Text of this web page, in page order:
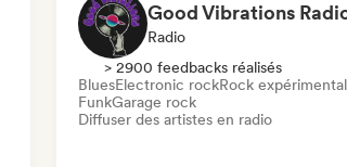
Good Vibrations
Radio
> 2900 feedbacks réalisés
BluesElectronic rockRock expérimental
FunkGarage rock
Diffuser des artistes en radio